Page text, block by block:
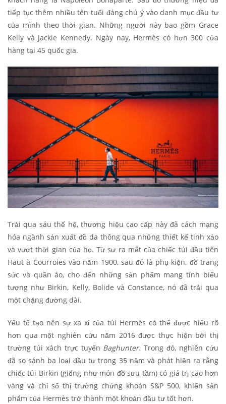
tiếp tục thêm nhiều tên tuổi đáng chú ý vào danh mục đầu tư
của mình theo thời gian. Những người này bao gồm Grace
Kelly và Jackie Kennedy. Ngày nay, Hermès có hơn 300 cửa
hàng tại 45 quốc gia.
Trải qua sáu thế hệ, thương hiệu cao cấp này đã cách mạng
hóa ngành sản xuất đồ da thông qua những thiết kế tinh xảo
và vượt thời gian của họ. Từ sự ra mắt của chiếc túi đầu tiên
Haut à Courroies vào năm 1900, sau đó là phụ kiện, đồ trang
sức và quần áo, cho đến những sản phẩm mang tính biểu
tượng như Birkin, Kelly, Bolide và Constance, nó đã trải qua
một chặng đường dài.
Yếu tố tạo nên sự xa xỉ của túi Hermès có thể được hiểu rõ
hơn qua một nghiên cứu năm 2016 được thực hiện bởi thị
trường túi xách trực tuyến Baghunter. Trong đó, nghiên cứu
đã so sánh ba loại đầu tư trong 35 năm và phát hiện ra rằng
chiếc túi Birkin (giống như món đồ sưu tầm) có giá trị cao hơn
vàng và chỉ số thị trường chứng khoán S&P 500, khiến sản
phẩm của Hermès trở thành một khoản đầu tư tốt hơn.